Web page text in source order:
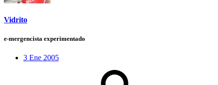
Vidrito
e-mergencista experimentado
3 Ene 2005